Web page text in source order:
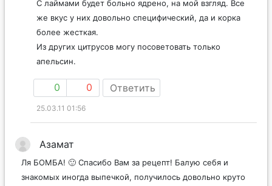
С лаймами будет больно ядрено, на мой взгляд. Все
же вкус у них довольно специфический, да и корка
более жесткая.
Из других цитрусов могу посоветовать только
апельсин.
0 0 Ответить
25.03.11 01:56
Азамат
Ля БОМБА! 🙂 Спасибо Вам за рецепт! Балую себя и
знакомых иногда выпечкой, получилось довольно круто